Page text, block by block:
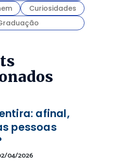
Curiosidades
afinal,
pessoas
04/2026